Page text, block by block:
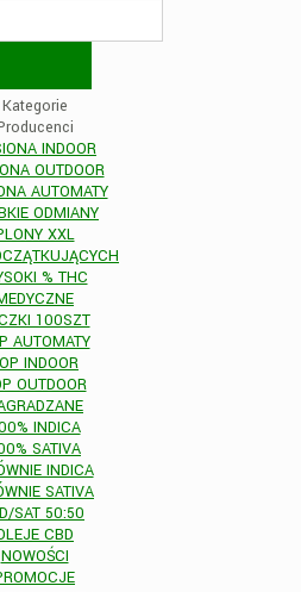
Kategorie
INDOOR
OUTDOOR
AUTOMATY
ODMIANY
XXL
% THC
100SZT
AUTOMATY
INDOOR
OUTDOOR
INDICA
SATIVA
INDICA
SATIVA
SAT 50:50
CBD
NOWOŚCI